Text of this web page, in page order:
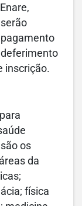
inscrição.
os
da
física